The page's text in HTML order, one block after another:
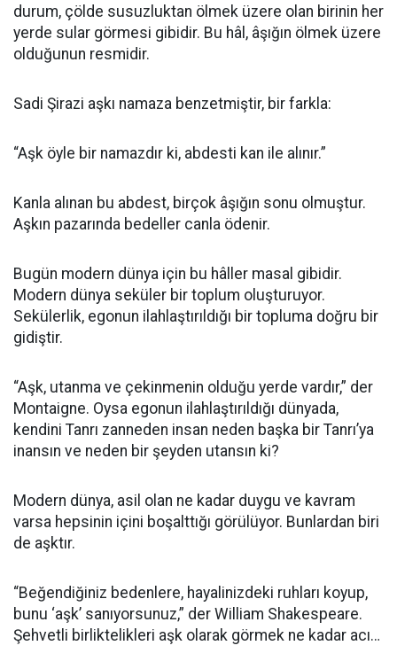
durum, çölde susuzluktan ölmek üzere olan birinin her
yerde sular görmesi gibidir. Bu hâl, âşığın ölmek üzere
olduğunun resmidir.
Sadi Şirazi aşkı namaza benzetmiştir, bir farkla:
“Aşk öyle bir namazdır ki, abdesti kan ile alınır.”
Kanla alınan bu abdest, birçok âşığın sonu olmuştur.
Aşkın pazarında bedeller canla ödenir.
Bugün modern dünya için bu hâller masal gibidir.
Modern dünya seküler bir toplum oluşturuyor.
Sekülerlik, egonun ilahlaştırıldığı bir topluma doğru bir
gidiştir.
“Aşk, utanma ve çekinmenin olduğu yerde vardır,” der
Montaigne. Oysa egonun ilahlaştırıldığı dünyada,
kendini Tanrı zanneden insan neden başka bir Tanrı’ya
inansın ve neden bir şeyden utansın ki?
Modern dünya, asil olan ne kadar duygu ve kavram
varsa hepsinin içini boşalttığı görülüyor. Bunlardan biri
de aşktır.
“Beğendiğiniz bedenlere, hayalinizdeki ruhları koyup,
bunu ‘aşk’ sanıyorsunuz,” der William Shakespeare.
Şehvetli birliktelikleri aşk olarak görmek ne kadar acı…